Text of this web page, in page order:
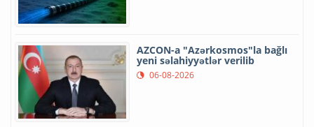
AZCON-a "Azərkosmos"la bağlı
yeni səlahiyyətlər verilib
06-08-2026